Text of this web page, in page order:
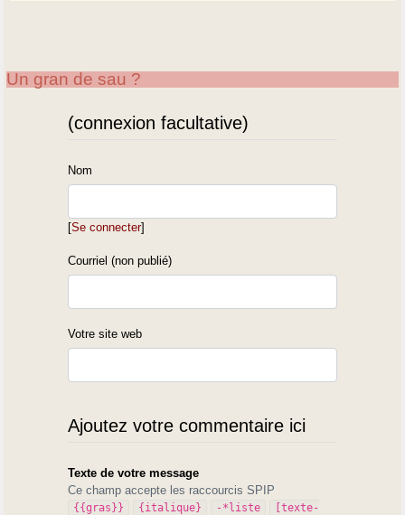
Un gran de sau ?
(connexion facultative)
Nom
[Se connecter]
Courriel (non publié)
Votre site web
Ajoutez votre commentaire ici
Texte de votre message
Ce champ accepte les raccourcis SPIP
{{gras}} {italique} -*liste
[texte-